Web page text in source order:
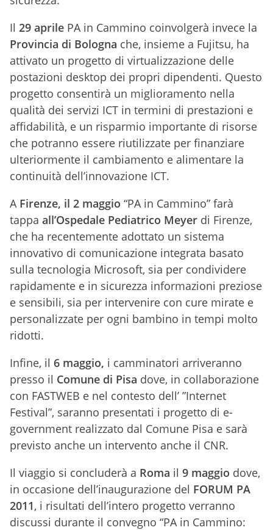
Il 29 aprile PA in Cammino coinvolgerà invece la
Provincia di Bologna che, insieme a Fujitsu, ha
attivato un progetto di virtualizzazione delle
postazioni desktop dei propri dipendenti. Questo
progetto consentirà un miglioramento nella
qualità dei servizi ICT in termini di prestazioni e
affidabilità, e un risparmio importante di risorse
che potranno essere riutilizzate per finanziare
ulteriormente il cambiamento e alimentare la
continuità dell’innovazione ICT.
A Firenze, il 2 maggio “PA in Cammino” farà
tappa all’Ospedale Pediatrico Meyer di Firenze,
che ha recentemente adottato un sistema
innovativo di comunicazione integrata basato
sulla tecnologia Microsoft, sia per condividere
rapidamente e in sicurezza informazioni preziose
e sensibili, sia per intervenire con cure mirate e
personalizzate per ogni bambino in tempi molto
ridotti.
Infine, il 6 maggio, i camminatori arriveranno
presso il Comune di Pisa dove, in collaborazione
con FASTWEB e nel contesto dell’ ”Internet
Festival”, saranno presentati i progetto di e-
government realizzato dal Comune Pisa e sarà
previsto anche un intervento anche il CNR.
Il viaggio si concluderà a Roma il 9 maggio dove,
in occasione dell’inaugurazione del FORUM PA
2011, i risultati dell’intero progetto verranno
discussi durante il convegno “PA in Cammino: